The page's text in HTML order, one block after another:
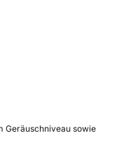
Geräuschniveau sowie